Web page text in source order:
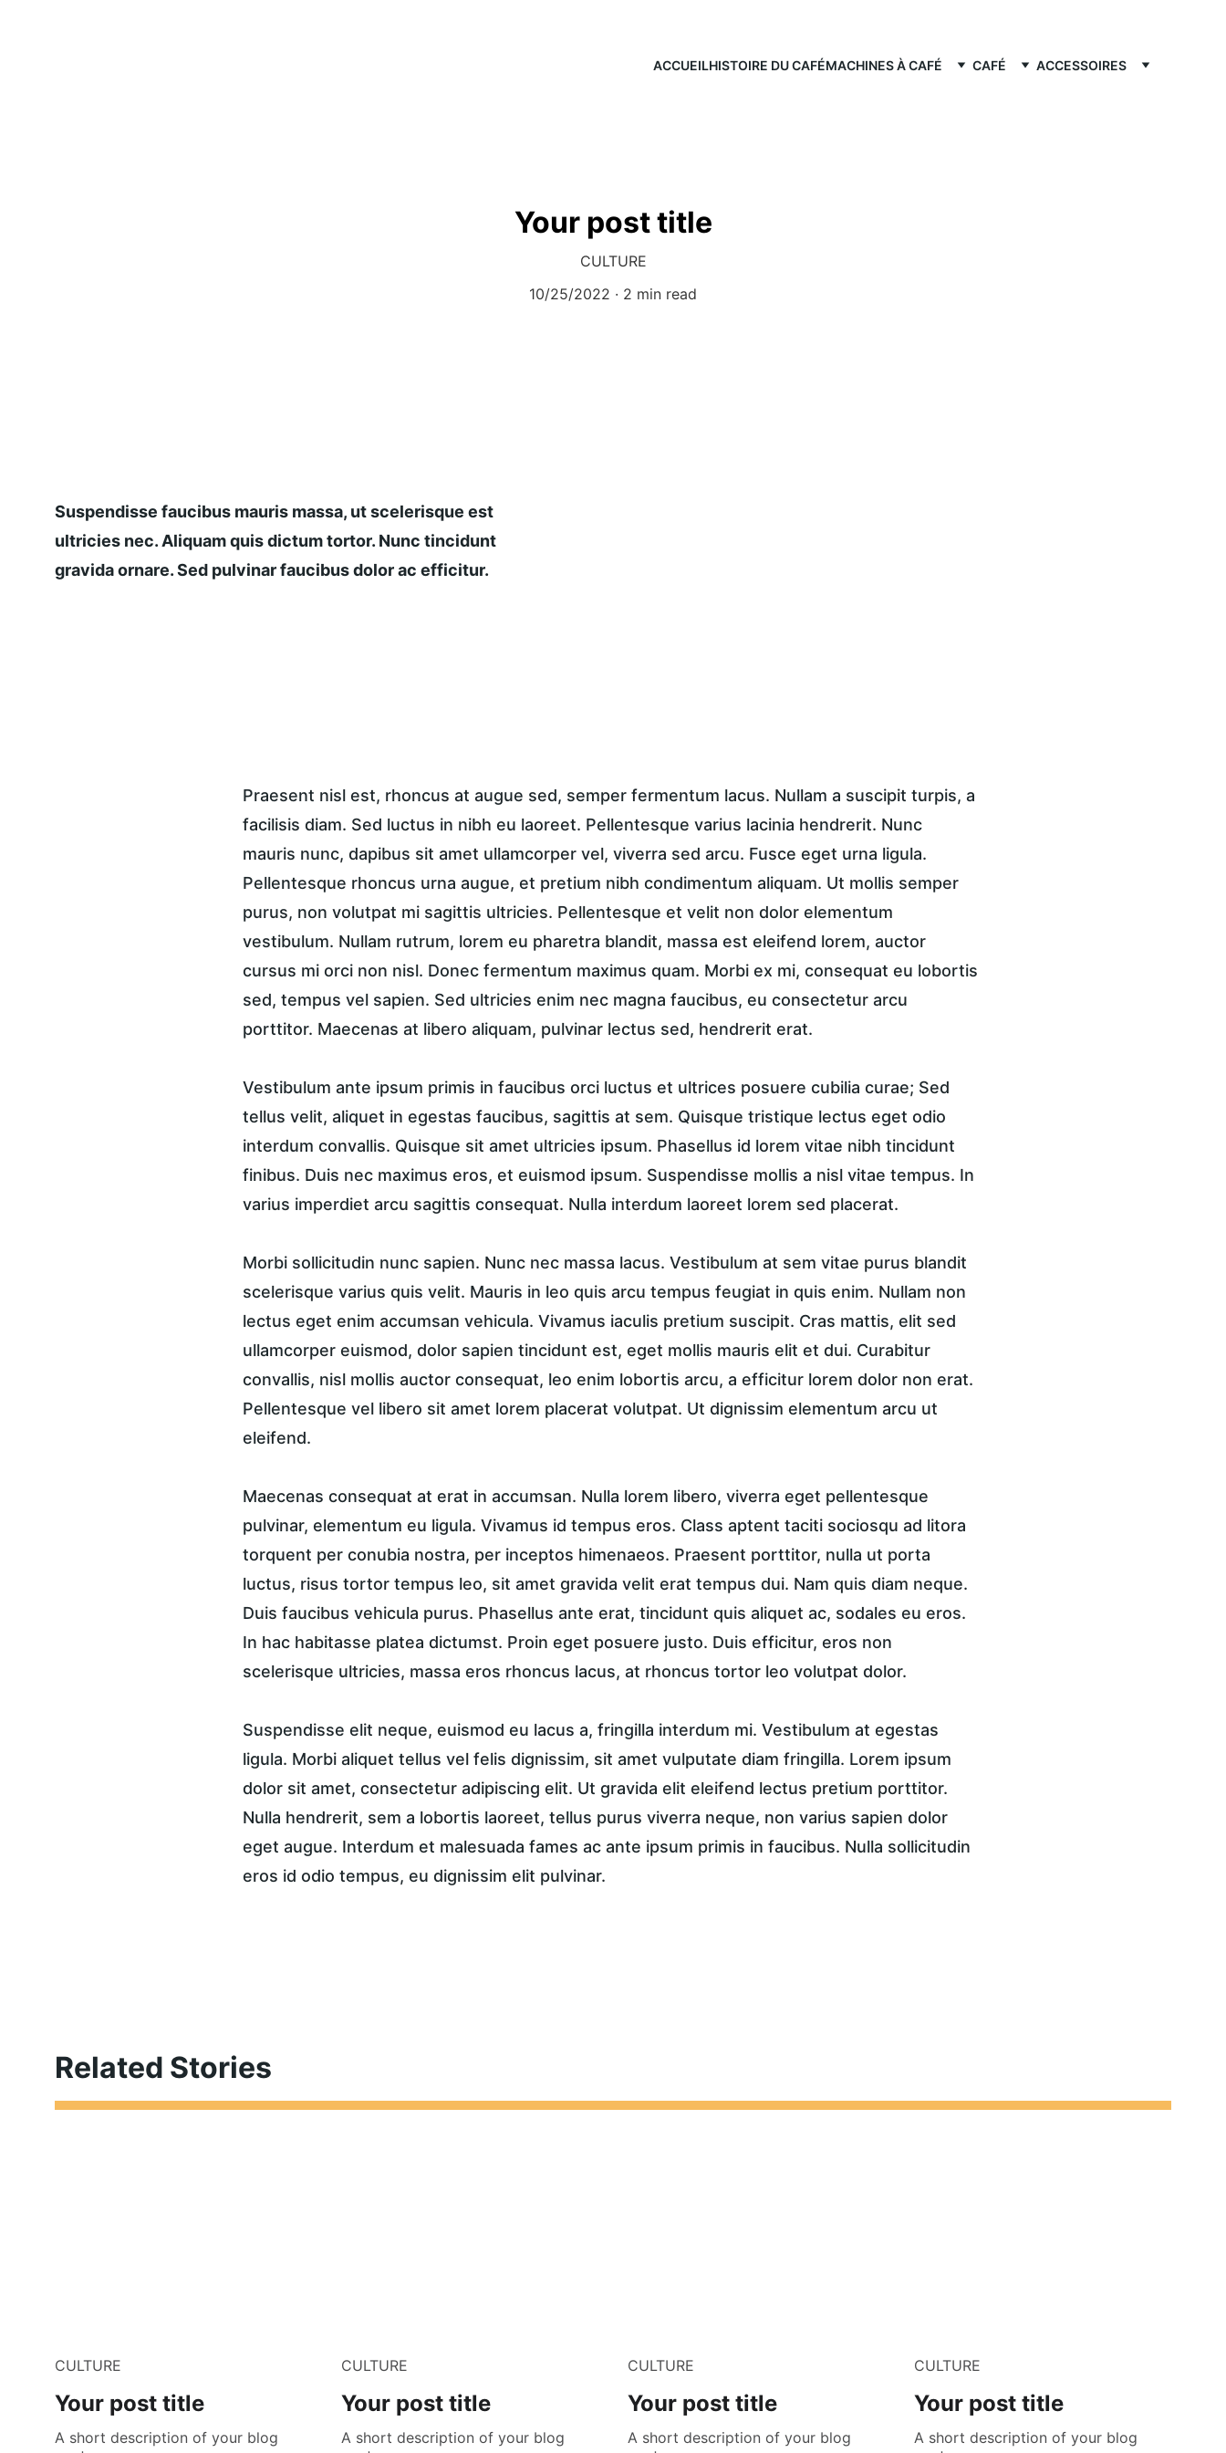
ACCUEILHISTOIRE DU CAFÉMACHINES À CAFÉ CAFÉ ACCESSOIRES
Your post title
CULTURE
10/25/2022
2 min read
Suspendisse faucibus mauris massa, ut scelerisque est
ultricies nec. Aliquam quis dictum tortor. Nunc tincidunt
gravida ornare. Sed pulvinar faucibus dolor ac efficitur.
Praesent nisl est, rhoncus at augue sed, semper fermentum lacus. Nullam a suscipit turpis, a
facilisis diam. Sed luctus in nibh eu laoreet. Pellentesque varius lacinia hendrerit. Nunc
mauris nunc, dapibus sit amet ullamcorper vel, viverra sed arcu. Fusce eget urna ligula.
Pellentesque rhoncus urna augue, et pretium nibh condimentum aliquam. Ut mollis semper
purus, non volutpat mi sagittis ultricies. Pellentesque et velit non dolor elementum
vestibulum. Nullam rutrum, lorem eu pharetra blandit, massa est eleifend lorem, auctor
cursus mi orci non nisl. Donec fermentum maximus quam. Morbi ex mi, consequat eu lobortis
sed, tempus vel sapien. Sed ultricies enim nec magna faucibus, eu consectetur arcu
porttitor. Maecenas at libero aliquam, pulvinar lectus sed, hendrerit erat.
Vestibulum ante ipsum primis in faucibus orci luctus et ultrices posuere cubilia curae; Sed
tellus velit, aliquet in egestas faucibus, sagittis at sem. Quisque tristique lectus eget odio
interdum convallis. Quisque sit amet ultricies ipsum. Phasellus id lorem vitae nibh tincidunt
finibus. Duis nec maximus eros, et euismod ipsum. Suspendisse mollis a nisl vitae tempus. In
varius imperdiet arcu sagittis consequat. Nulla interdum laoreet lorem sed placerat.
Morbi sollicitudin nunc sapien. Nunc nec massa lacus. Vestibulum at sem vitae purus blandit
scelerisque varius quis velit. Mauris in leo quis arcu tempus feugiat in quis enim. Nullam non
lectus eget enim accumsan vehicula. Vivamus iaculis pretium suscipit. Cras mattis, elit sed
ullamcorper euismod, dolor sapien tincidunt est, eget mollis mauris elit et dui. Curabitur
convallis, nisl mollis auctor consequat, leo enim lobortis arcu, a efficitur lorem dolor non erat.
Pellentesque vel libero sit amet lorem placerat volutpat. Ut dignissim elementum arcu ut
eleifend.
Maecenas consequat at erat in accumsan. Nulla lorem libero, viverra eget pellentesque
pulvinar, elementum eu ligula. Vivamus id tempus eros. Class aptent taciti sociosqu ad litora
torquent per conubia nostra, per inceptos himenaeos. Praesent porttitor, nulla ut porta
luctus, risus tortor tempus leo, sit amet gravida velit erat tempus dui. Nam quis diam neque.
Duis faucibus vehicula purus. Phasellus ante erat, tincidunt quis aliquet ac, sodales eu eros.
In hac habitasse platea dictumst. Proin eget posuere justo. Duis efficitur, eros non
scelerisque ultricies, massa eros rhoncus lacus, at rhoncus tortor leo volutpat dolor.
Suspendisse elit neque, euismod eu lacus a, fringilla interdum mi. Vestibulum at egestas
ligula. Morbi aliquet tellus vel felis dignissim, sit amet vulputate diam fringilla. Lorem ipsum
dolor sit amet, consectetur adipiscing elit. Ut gravida elit eleifend lectus pretium porttitor.
Nulla hendrerit, sem a lobortis laoreet, tellus purus viverra neque, non varius sapien dolor
eget augue. Interdum et malesuada fames ac ante ipsum primis in faucibus. Nulla sollicitudin
eros id odio tempus, eu dignissim elit pulvinar.
Related Stories
CULTURE
Your post title
A short description of your blog
CULTURE
Your post title
A short description of your blog
CULTURE
Your post title
A short description of your blog
CULTURE
Your post title
A short description of your blog